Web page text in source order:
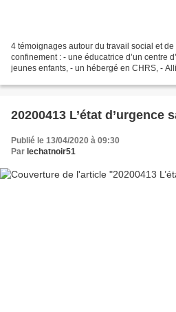
4 témoignages autour du travail social et
confinement : - une éducatrice d’un centre
jeunes enfants, - un hébergé en CHRS, -
20200413 L’état d’urgence
Publié le 13/04/2020 à 09:30
Par lechatnoir51